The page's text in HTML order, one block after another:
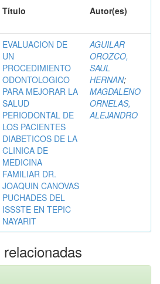
Título Autor(es)
EVALUACION DE
UN
PROCEDIMIENTO
ODONTOLOGICO
PARA MEJORAR LA
SALUD
PERIODONTAL DE
LOS PACIENTES
DIABETICOS DE LA
CLINICA DE
MEDICINA
FAMILIAR DR.
JOAQUIN CANOVAS
PUCHADES DEL
ISSSTE EN TEPIC
NAYARIT
AGUILAR
OROZCO,
SAUL
HERNAN;
MAGDALENO
ORNELAS,
ALEJANDRO